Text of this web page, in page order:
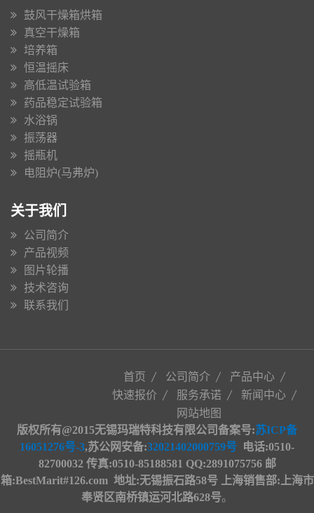
鼓风干燥箱烘箱
真空干燥箱
培养箱
恒温摇床
高低温试验箱
药品稳定试验箱
水浴锅
振荡器
摇瓶机
电阻炉(马弗炉)
关于我们
公司简介
产品视频
图片轮播
技术咨询
联系我们
首页 公司简介
产品中心
快速报价
服务承诺
新闻中心
网站地图
版权所有@2015无锡玛瑞特科技有限公司备案号:苏ICP备
16051276号-3,苏公网安备:32021402000759号 电话:0510-
82700032 传真:0510-85188581 QQ:2891075756 邮
箱:BestMarit#126.com 地址:无锡振石路58号 上海销售部:上海市
奉贤区南桥镇运河北路628号。